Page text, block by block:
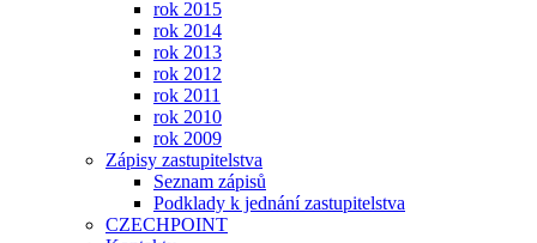
rok 2015
rok 2014
rok 2013
rok 2012
rok 2011
rok 2010
rok 2009
Zápisy zastupitelstva
Seznam zápisů
Podklady k jednání zastupitelstva
CZECHPOINT